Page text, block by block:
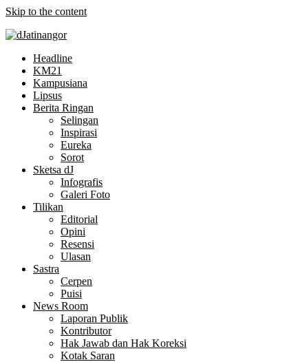
Skip to the content
Headline
KM21
Kampusiana
Lipsus
Berita Ringan
Selingan
Inspirasi
Eureka
Sorot
Sketsa dJ
Infografis
Galeri Foto
Tilikan
Editorial
Opini
Resensi
Ulasan
Sastra
Cerpen
Puisi
News Room
Laporan Publik
Kontributor
Hak Jawab dan Hak Koreksi
Kotak Saran